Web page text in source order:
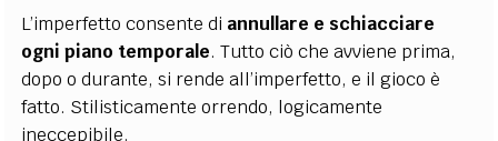
L’imperfetto consente di annullare e schiacciare
ogni piano temporale. Tutto ciò che avviene prima,
dopo o durante, si rende all’imperfetto, e il gioco è
fatto. Stilisticamente orrendo, logicamente
ineccepibile.